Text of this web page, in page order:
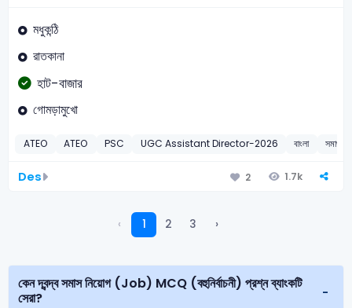
মধুকন্ঠি
রাতকানা
হাট-বাজার
গোমড়ামুখো
ATEO ATEO PSC UGC Assistant Director-2026 বাংলা সমার্থক
Des 2 1.7k
‹ 1 2 3 ›
কেন দ্বন্দ্ব সমাস নিয়োগ (Job) MCQ (বহুনির্বাচনী) প্রশ্ন ব্যাংকটি
সেরা?